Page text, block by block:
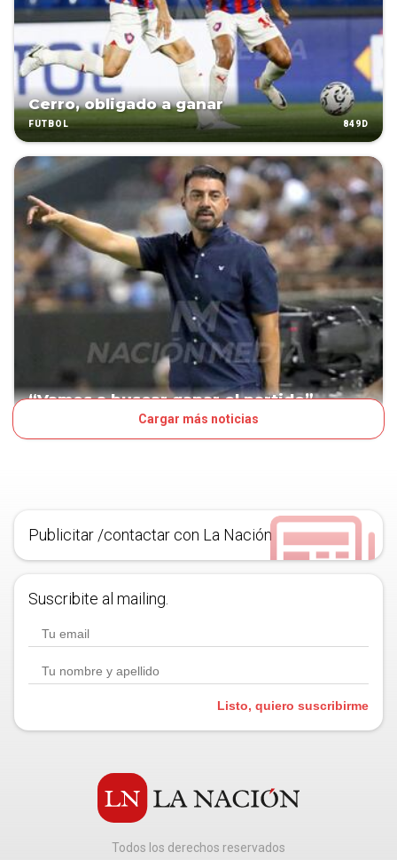
Cerro, obligado a ganar
FÚTBOL 849D
“Vamos a buscar ganar el partido”
Cargar más noticias
Publicitar /contactar con La Nación
Suscribite al mailing.
Listo, quiero suscribirme
Todos los derechos reservados